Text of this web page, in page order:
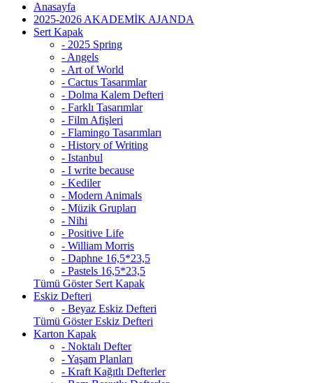
Anasayfa
2025-2026 AKADEMİK AJANDA
Sert Kapak
- 2025 Spring
- Angels
- Art of World
- Cactus Tasarımlar
- Dolma Kalem Defteri
- Farklı Tasarımlar
- Film Afişleri
- Flamingo Tasarımları
- History of Writing
- Istanbul
- I write because
- Kediler
- Modern Animals
- Müzik Grupları
- Nihi
- Positive Life
- William Morris
- Daphne 16,5*23,5
- Pastels 16,5*23,5
Tümü Göster Sert Kapak
Eskiz Defteri
- Beyaz Eskiz Defteri
Tümü Göster Eskiz Defteri
Karton Kapak
- Noktalı Defter
- Yaşam Planları
- Kraft Kağıtlı Defterler